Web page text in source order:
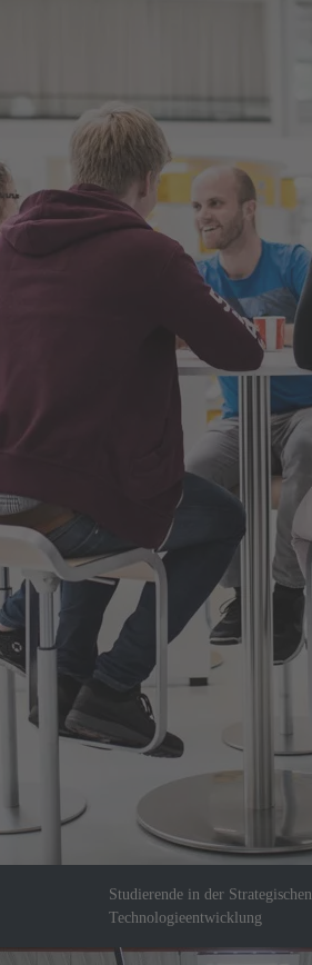
Studierende in der Strategischen
Technologieentwicklung